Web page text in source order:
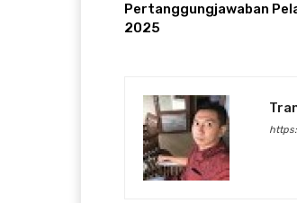
Pertanggungjawaban
2025